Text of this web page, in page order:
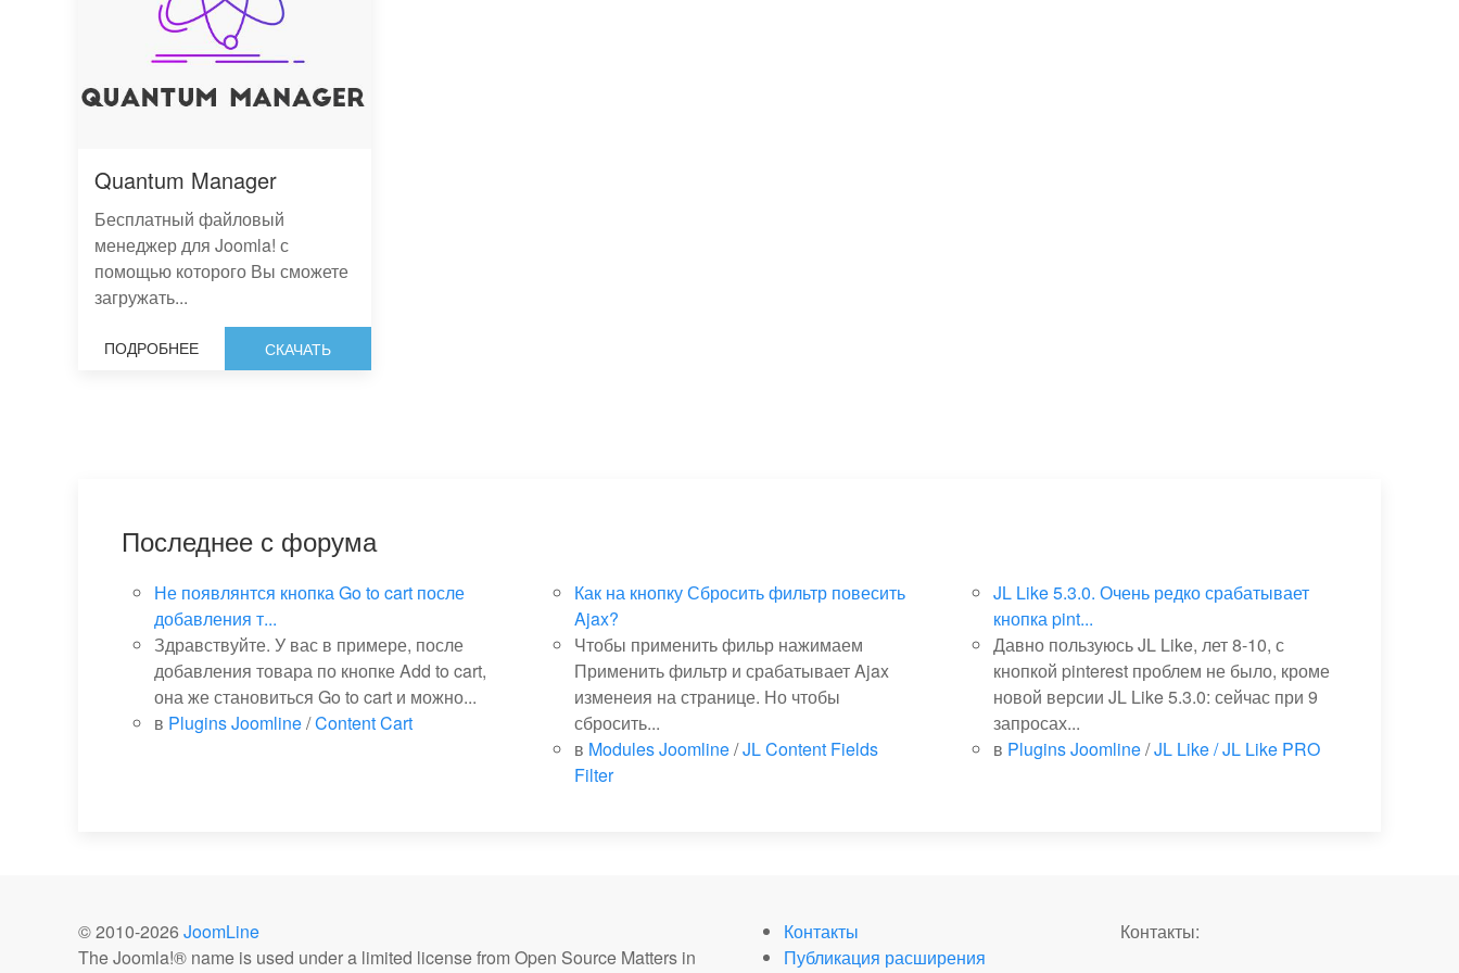
Quantum Manager
Бесплатный файловый
менеджер для Joomla! с
помощью которого Вы сможете
загружать...
ПОДРОБНЕЕ СКАЧАТЬ
Последнее с форума
Не появлянтся кнопка Go to cart после
добавления т...
Здравствуйте. У вас в примере, после
добавления товара по кнопке Add to cart,
она же становиться Go to cart и можно...
в Plugins Joomline/Content Cart
Как на кнопку Сбросить фильтр повесить
Ajax?
Чтобы применить фильр нажимаем
Применить фильтр и срабатывает Ajax
изменеия на странице. Но чтобы
сбросить...
в Modules Joomline/JL Content Fields
Filter
JL Like 5.3.0. Очень редко срабатывает
кнопка pint...
Давно пользуюсь JL Like, лет 8-10, с
кнопкой pinterest проблем не было, кроме
новой версии JL Like 5.3.0: сейчас при 9
запросах...
в Plugins Joomline/JL Like / JL Like PRO
© 2010-2026 JoomLine
The Joomla!® name is used under a limited license from Open Source Matters in
Контакты
Публикация расширения
Контакты: